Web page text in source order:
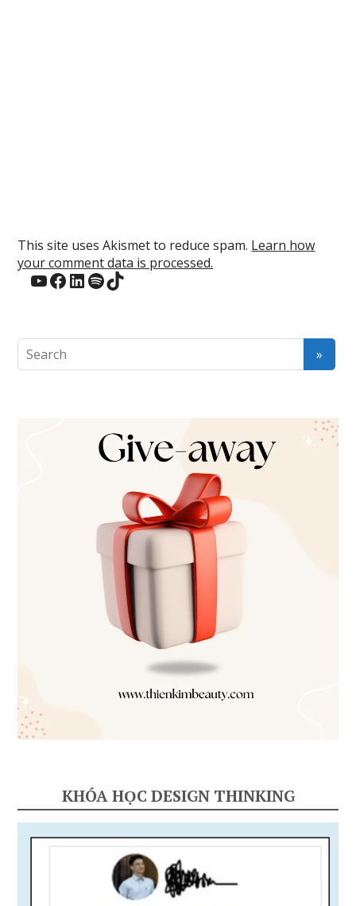
This site uses Akismet to reduce spam. Learn how
your comment data is processed.
YouTube
Facebook
LinkedIn
Spotify
TikTok
KHÓA HỌC DESIGN THINKING